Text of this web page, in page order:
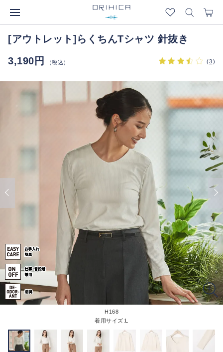
[アウトレット]らくちんTシャツ 針抜き
3,190円
（税込） (3)
H168
着用サイズ:L